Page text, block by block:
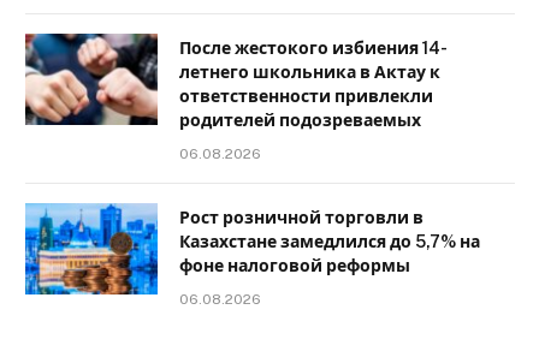
После жестокого избиения 14-
летнего школьника в Актау к
ответственности привлекли
родителей подозреваемых
06.08.2026
Рост розничной торговли в
Казахстане замедлился до 5,7% на
фоне налоговой реформы
06.08.2026